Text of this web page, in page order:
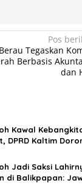
Pos
Tegaskan
Berbasis
dan
Kawal
DPRD Kaltim
Jadi Saksi
di Balikpapan: